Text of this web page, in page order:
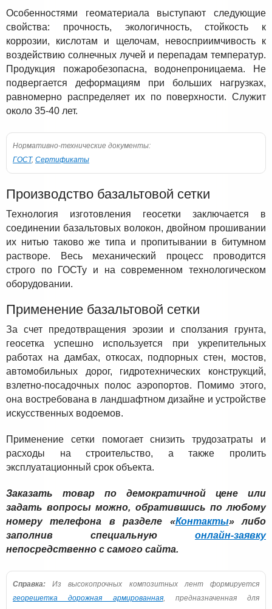
Особенностями геоматериала выступают следующие
свойства: прочность, экологичность, стойкость к
коррозии, кислотам и щелочам, невосприимчивость к
воздействию солнечных лучей и перепадам температур.
Продукция пожаробезопасна, водонепроницаема. Не
подвергается деформациям при больших нагрузках,
равномерно распределяет их по поверхности. Служит
около 35-40 лет.
Нормативно-технические документы:
ГОСТ, Сертификаты
Производство базальтовой сетки
Технология изготовления геосетки заключается в
соединении базальтовых волокон, двойном прошивании
их нитью таково же типа и пропитывании в битумном
растворе. Весь механический процесс проводится
строго по ГОСТу и на современном технологическом
оборудовании.
Применение базальтовой сетки
За счет предотвращения эрозии и сползания грунта,
геосетка успешно используется при укрепительных
работах на дамбах, откосах, подпорных стен, мостов,
автомобильных дорог, гидротехнических конструкций,
взлетно-посадочных полос аэропортов. Помимо этого,
она востребована в ландшафтном дизайне и устройстве
искусственных водоемов.
Применение сетки помогает снизить трудозатраты и
расходы на строительство, а также пролить
эксплуатационный срок объекта.
Заказать товар по демократичной цене или
задать вопросы можно, обратившись по любому
номеру телефона в разделе «Контакты» либо
заполнив специальную онлайн-заявку
непосредственно с самого сайта.
Справка: Из высокопрочных композитных лент формируется
георешетка дорожная армированная, предназначенная для